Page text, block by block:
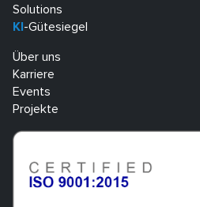
Solutions
KI -Gütesiegel
Über uns
Karriere
Events
Projekte